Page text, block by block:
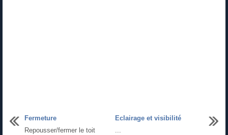
Fermeture
Repousser/fermer le toit
Eclairage et visibilité
...